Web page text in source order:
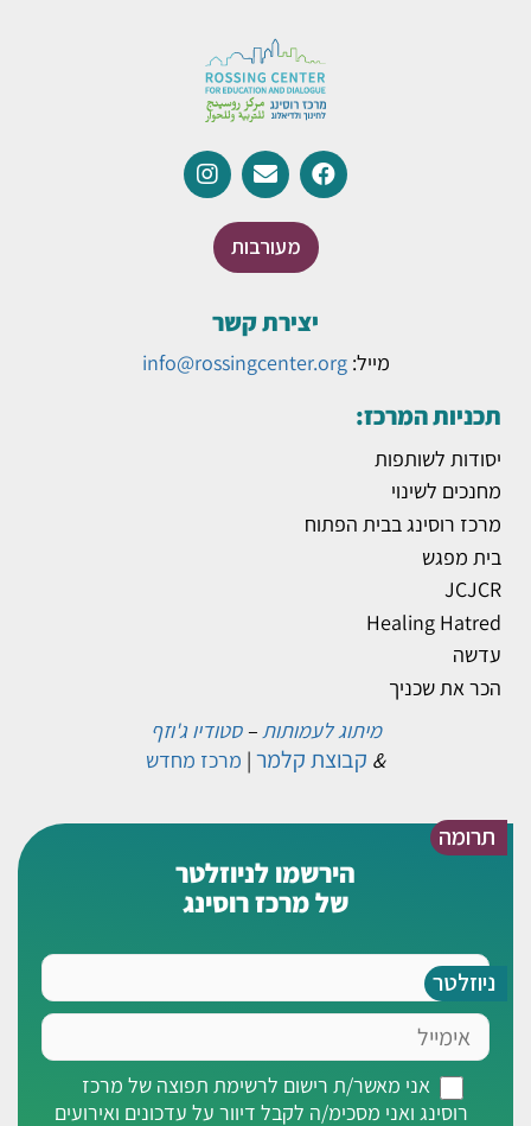
תרומה
ניוזלטר
מעורבות
יצירת קשר
מייל:info@rossingcenter.org
תכניות המרכז:
יסודות לשותפות
מחנכים לשינוי
מרכז רוסינג בבית הפתוח
בית מפגש
JCJCR
Healing Hatred
עדשה
הכר את שכניך
מיתוג לעמותות–סטודיו ג'וזף
קבוצת קלמר|מרכז מחדש
הירשמו לניוזלטר
של מרכז רוסינג
אימייל
מאשר/ת
אני מאשר/ת רישום לרשימת תפוצה של מרכז
רוסינג ואני מסכימ/ה לקבל דיוור על עדכונים ואירועים